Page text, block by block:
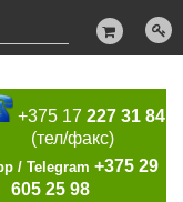
+375 17227 31 84
(тел/факс)
/ Telegram +375 29
605 25 98